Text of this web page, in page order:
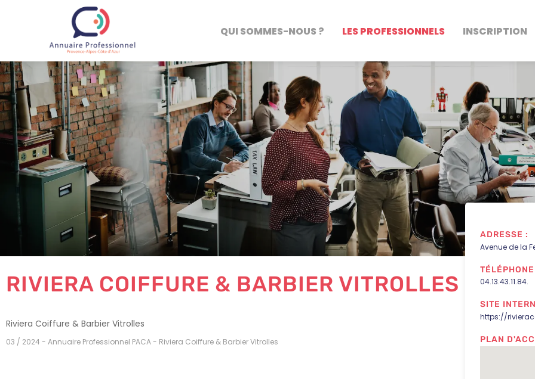
QUI SOMMES-NOUS ? LES PROFESSIONNELS INSCRIPTION
RIVIERA COIFFURE & BARBIER VITROLLES
Riviera Coiffure & Barbier Vitrolles
03 / 2024 - Annuaire Professionnel PACA - Riviera Coiffure & Barbier Vitrolles
ADRESSE :
Avenue de la
04.13.43.11.84.
SITE
https://
PLAN